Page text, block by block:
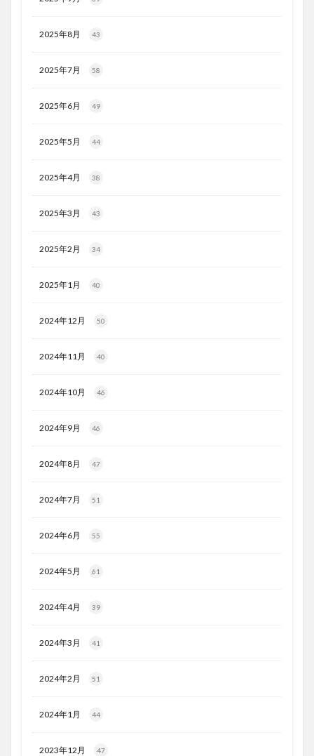
2025年8月 43
2025年7月 58
2025年6月 49
2025年5月 44
2025年4月 38
2025年3月 43
2025年2月 34
2025年1月 40
2024年12月 50
2024年11月 40
2024年10月 46
2024年9月 46
2024年8月 47
2024年7月 51
2024年6月 55
2024年5月 61
2024年4月 39
2024年3月 41
2024年2月 51
2024年1月 44
2023年12月 47